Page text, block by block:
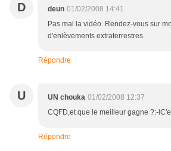
D deun 01/02/2008 14:41
Pas mal la vidéo. Rendez-vous sur
d'enlèvements extraterrestres.
Répondre
U UN chouka 01/02/2008 12:37
CQFD,et que le meilleur gagne ?:-
Répondre